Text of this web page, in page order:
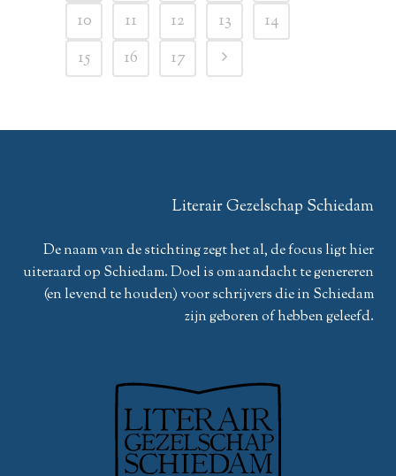
10
11 12 13
14
15
16 17
Literair Gezelschap Schiedam
De naam van de stichting zegt het al, de focus ligt hier
uiteraard op Schiedam. Doel is om aandacht te genereren
(en levend te houden) voor schrijvers die in Schiedam
zijn geboren of hebben geleefd.